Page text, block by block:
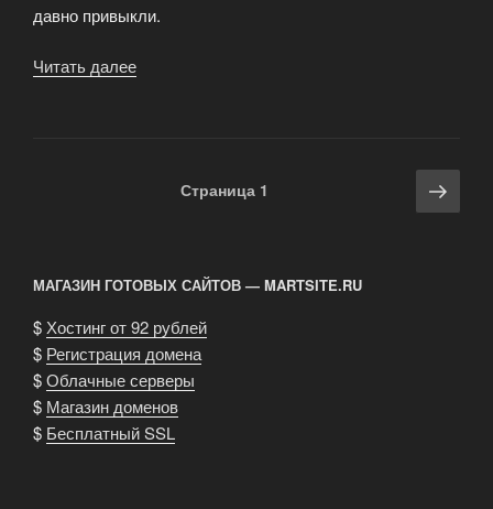
давно привыкли.
Читать далее
пиццерии»»
Страница 1
МАГАЗИН ГОТОВЫХ САЙТОВ — MARTSITE.RU
$ Хостинг от 92 рублей
$ Регистрация домена
$Облачные серверы
$ Магазин доменов
$ Бесплатный SSL